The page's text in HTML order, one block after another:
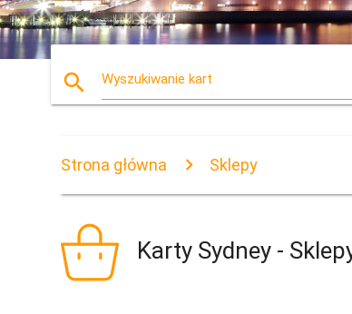
search Wyszukiwanie kart
Strona główna Sklepy
Karty Sydney -